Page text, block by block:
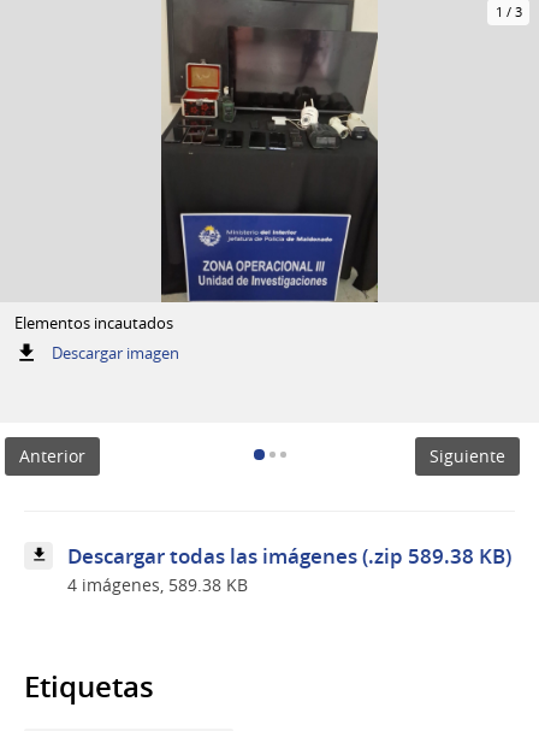
1 / 3
Elementos incautados
Descargar imagen:
Anterior Siguiente
Descargar todas las imágenes (.zip 589.38 KB)
4 imágenes, 589.38 KB
Etiquetas